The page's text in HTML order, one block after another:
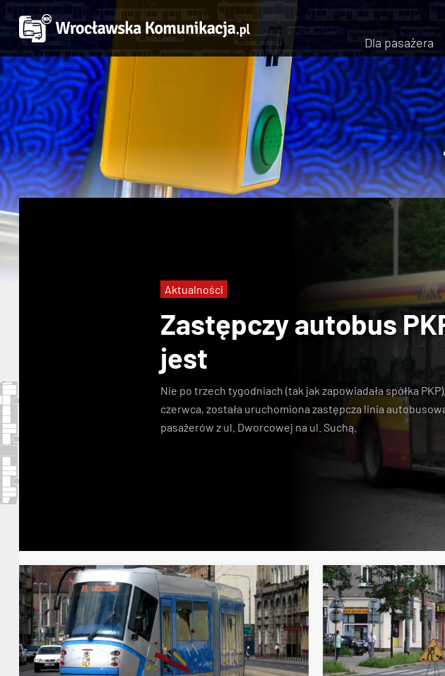
Dla pasażera
Zastępczy autobus
jest
Nie po trzech tygodniach (tak jak zapowiadała spółka
czerwca, została uruchomiona zastępcza linia
pasażerów z ul. Dworcowej na ul. Suchą
Aktualności